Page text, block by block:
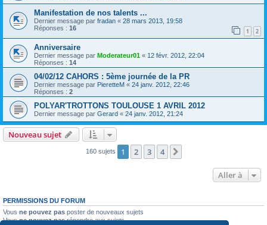
Manifestation de nos talents ...
Dernier message par fradan « 28 mars 2013, 19:58
Réponses : 16 1 2
Anniversaire
Dernier message par Moderateur01 « 12 févr. 2012, 22:04
Réponses : 14
04/02/12 CAHORS : 5ème journée de la PR
Dernier message par PieretteM « 24 janv. 2012, 22:46
Réponses : 2
POLYAR'TROTTONS TOULOUSE 1 AVRIL 2012
Dernier message par Gerard « 24 janv. 2012, 21:24
Nouveau sujet
160 sujets 1 2 3 4
Aller à
PERMISSIONS DU FORUM
Vous ne pouvez pas poster de nouveaux sujets
Vousne pouvez pasrépondre aux sujets